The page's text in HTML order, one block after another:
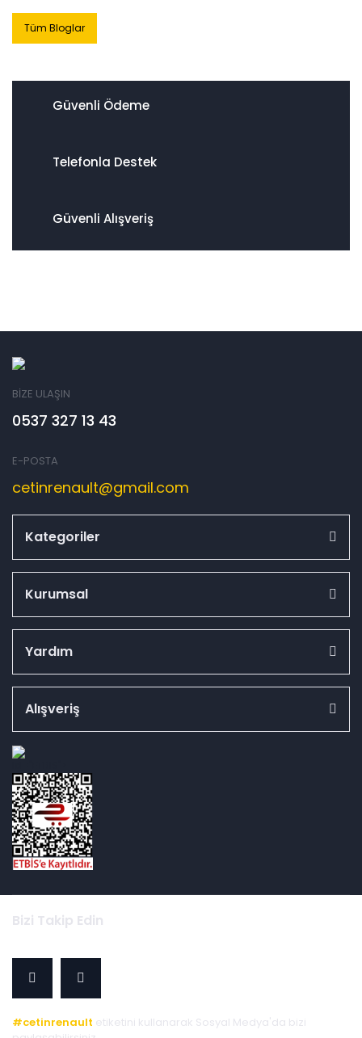
Tüm Bloglar
Güvenli Ödeme
Telefonla Destek
Güvenli Alışveriş
BİZE ULAŞIN
0537 327 13 43
E-POSTA
cetinrenault@gmail.com
Kategoriler
Kurumsal
Yardım
Alışveriş
Bizi Takip Edin
#cetinrenault etiketini kullanarak Sosyal Medya'da bizi